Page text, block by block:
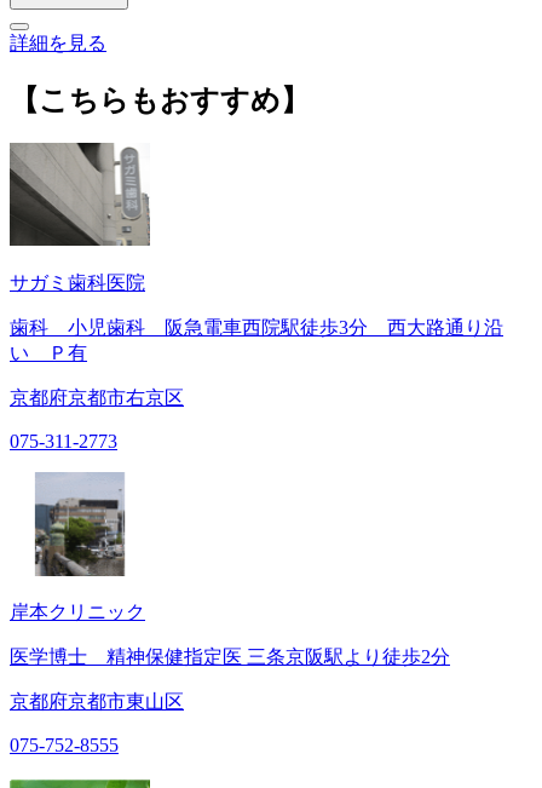
詳細を見る
【こちらもおすすめ】
サガミ歯科医院
歯科 小児歯科 阪急電車西院駅徒歩3分 西大路通り沿
い Ｐ有
京都府京都市右京区
075-311-2773
岸本クリニック
医学博士 精神保健指定医 三条京阪駅より徒歩2分
京都府京都市東山区
075-752-8555